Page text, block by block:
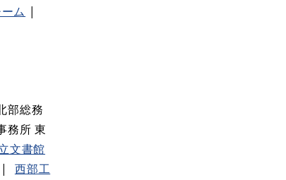
ム
部総務
務所 東
文書館
西部工